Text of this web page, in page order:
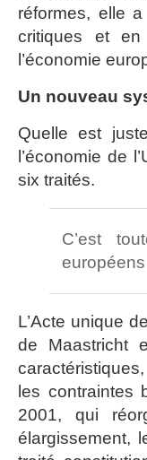
réformes, elle
critiques et en
l’économie
Un nouveau
Quelle est
l’économie de
six traités.
C’est
L’Acte unique
de Maastricht
les contraintes
2001, qui
élargissement,